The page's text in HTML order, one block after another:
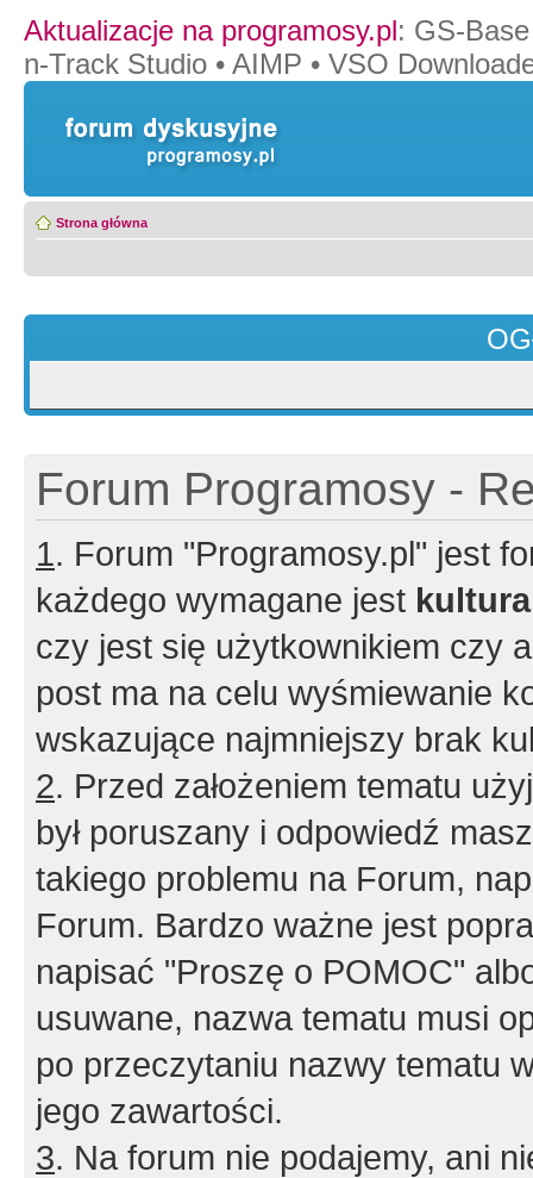
Aktualizacje na programosy.pl: GS-Base
n-Track Studio • AIMP • VSO
Strona główna
Forum Programosy -
1. Forum "Programosy.pl" jest
każdego wymagane jest
czy jest się użytkownikiem czy
post ma na celu wyśmiewanie
wskazujące najmniejszy brak
2. Przed założeniem tematu
był poruszany i odpowiedź
takiego problemu na Forum,
Forum. Bardzo ważne jest
napisać "Proszę o POMOC"
usuwane, nazwa tematu musi
po przeczytaniu nazwy tematu
jego zawartości.
3. Na forum nie podajemy, ani